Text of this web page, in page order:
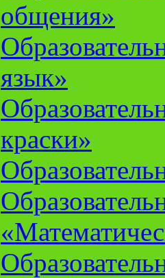
общения»
язык»
краски»